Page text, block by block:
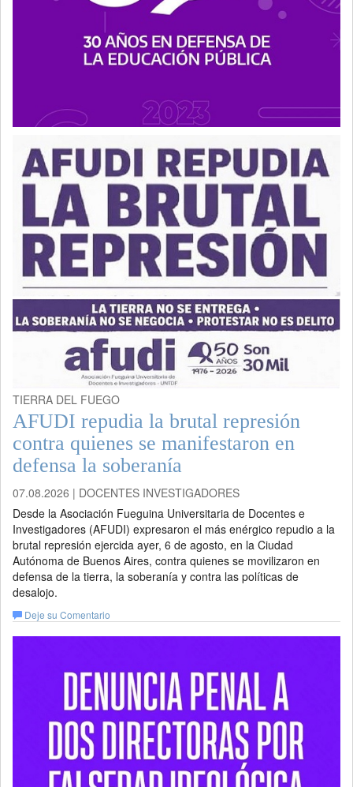
TIERRA DEL FUEGO
AFUDI repudia la brutal represión
contra quienes se manifestaron en
defensa la soberanía
07.08.2026 | DOCENTES INVESTIGADORES
Desde la Asociación Fueguina Universitaria de Docentes e
Investigadores (AFUDI) expresaron el más enérgico repudio a la
brutal represión ejercida ayer, 6 de agosto, en la Ciudad
Autónoma de Buenos Aires, contra quienes se movilizaron en
defensa de la tierra, la soberanía y contra las políticas de
desalojo.
Deje su Comentario